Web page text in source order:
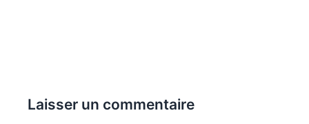
Laisser un commentaire